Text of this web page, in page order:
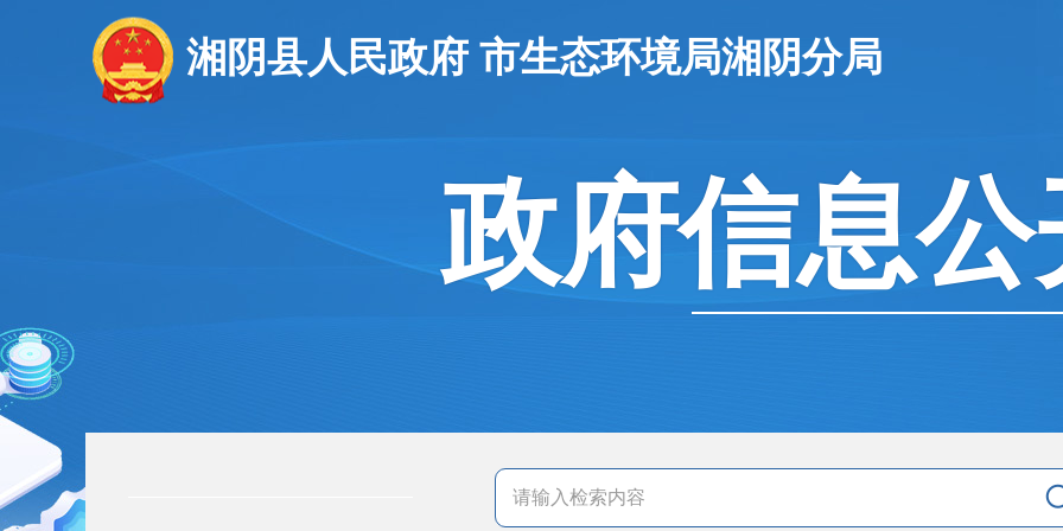
湘阴县人民政府 市生态环境局湘阴分局
政府信息公